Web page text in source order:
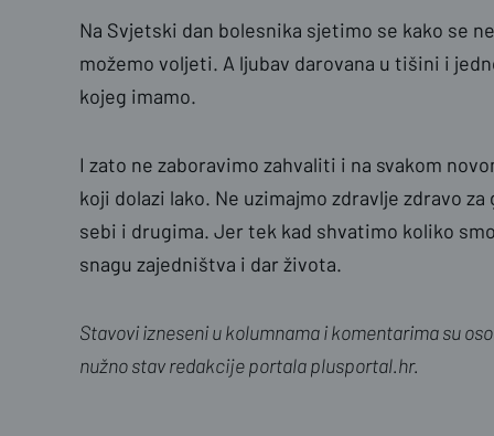
Na Svjetski dan bolesnika sjetimo se kako se
možemo voljeti. A ljubav darovana u tišini i
kojeg imamo.
I zato ne zaboravimo zahvaliti i na svakom
koji dolazi lako. Ne uzimajmo zdravlje zdravo
sebi i drugima. Jer tek kad shvatimo koliko
snagu zajedništva i dar života.
Stavovi izneseni u kolumnama i komentarima su
nužno stav redakcije portala plusportal.hr.